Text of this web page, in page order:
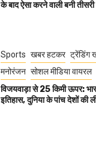
के बाद ऐसा करने वाली बनी तीसरी
Sports खबर हटकर ट्रेंडिंग
मनोरंजन सोशल मीडिया वायरल
विजयवाड़ा से 25 किमी ऊपर:
इतिहास, दुनिया के पांच देशों की